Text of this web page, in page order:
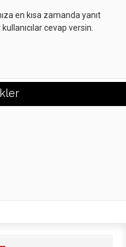
en kısa zamanda yanıt
cevap versin.